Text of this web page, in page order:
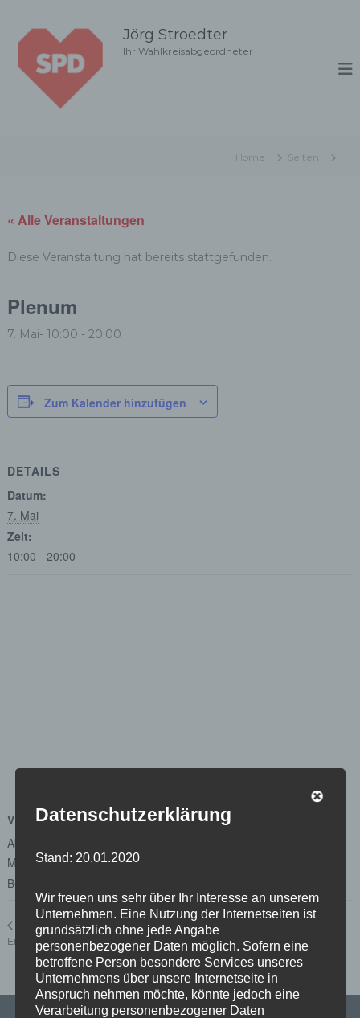
Jörg Stroedter
Ihr Wahlkreisabgeordneter
Home Seiten
« Alle Veranstaltungen
Diese Veranstaltung hat bereits stattgefunden.
Plenum
7. Mai- 10:00 - 20:00
Zum Kalender hinzufügen
DETAILS
Datum:
7. Mai
Zeit:
10:00 - 20:00
VERANSTALTUNGSORT
Abgeordnetenhaus von Berlin
Margot-Friedländer-Platz
Berlin
Ausschuss für Wirtschaft,
Energie und Betriebe
Unterausschuss
Beteiligungsmanagement und -controlling
Datenschutzerklärung
Stand: 20.01.2020
Wir freuen uns sehr über Ihr Interesse an unserem
Unternehmen. Eine Nutzung der Internetseiten ist
grundsätzlich ohne jede Angabe
personenbezogener Daten möglich. Sofern eine
betroffene Person besondere Services unseres
Unternehmens über unsere Internetseite in
Anspruch nehmen möchte, könnte jedoch eine
Verarbeitung personenbezogener Daten